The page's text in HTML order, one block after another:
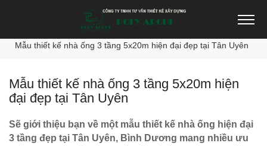
Thiết kế nhà đẹp
Mẫu thiết kế nhà ống 3 tầng 5x20m hiện đại đẹp tại Tân Uyên
Mẫu thiết kế nhà ống 3 tầng 5x20m hiện
đại đẹp tại Tân Uyên
Sẽ giới thiệu bạn về một mẫu thiết kế nhà ống hiện đại
3 tầng đẹp tại Tân Uyên, Bình Dương mang nhiều ưu